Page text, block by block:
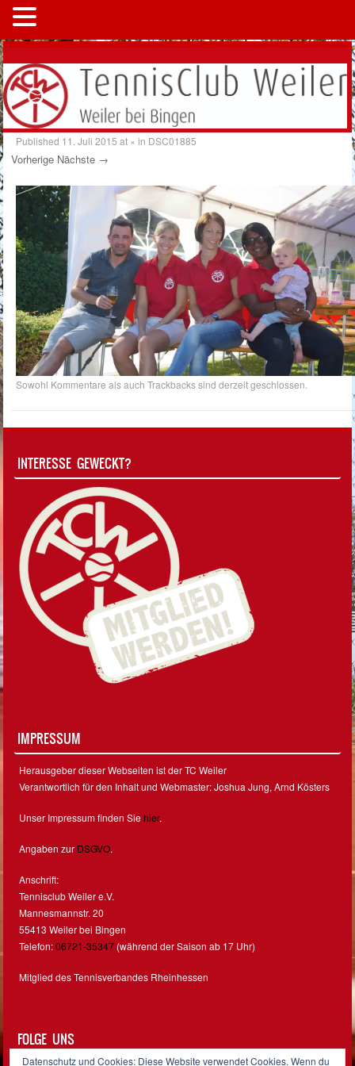
Published 11. Juli 2015 at ×in DSC01885
Vorherige Nächste →
Sowohl Kommentare als auch Trackbacks sind derzeit geschlossen.
INTERESSE GEWECKT?
IMPRESSUM
Herausgeber dieser Webseiten ist der TC Weiler
Verantwortlich für den Inhalt und Webmaster: Joshua Jung, Arnd Kösters
Unser Impressum finden Siehier.
Angaben zur DSGVO.
Anschrift:
Tennisclub Weiler e.V.
Mannesmannstr. 20
55413 Weiler bei Bingen
Telefon:06721-35347 (während der Saison ab 17 Uhr)
Mitglied des Tennisverbandes Rheinhessen
FOLGE UNS
Datenschutz und Cookies: Diese Website verwendet Cookies. Wenn du